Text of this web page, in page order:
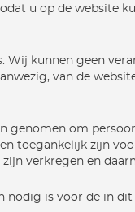
u op de website
Wij kunnen geen
van de
genomen om
toegankelijk zijn
verkregen en
is voor de in dit